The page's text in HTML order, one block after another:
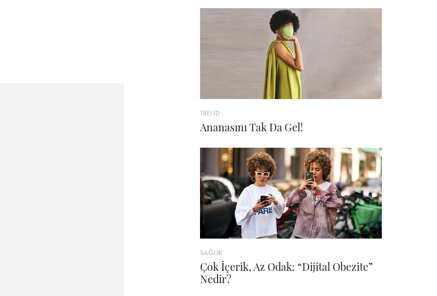
TREND
Ananasını Tak Da Gel!
SAĞLIK
Çok İçerik, Az Odak: “Dijital Obezite”
Nedir?